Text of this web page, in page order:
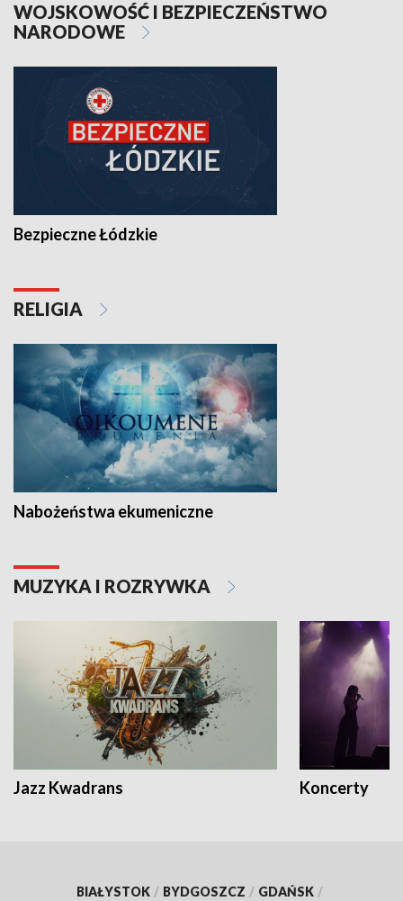
WOJSKOWOŚĆ I BEZPIECZEŃSTWO
NARODOWE
Bezpieczne Łódzkie
RELIGIA
Nabożeństwa ekumeniczne
MUZYKA I ROZRYWKA
Jazz Kwadrans Koncerty
BIAŁYSTOK / BYDGOSZCZ / GDAŃSK /